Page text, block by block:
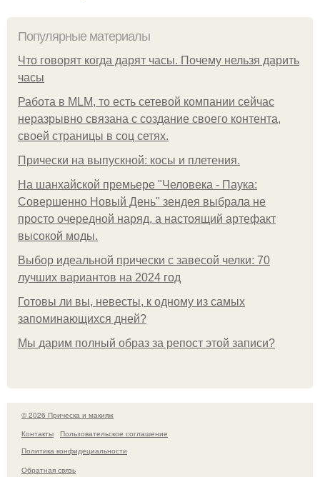
Популярные материалы
Что говорят когда дарят часы. Почему нельзя дарить
часы
Работа в MLM, то есть сетевой компании сейчас
неразрывно связана с создание своего контента,
своей страницы в соц сетях.
Прически на выпускной: косы и плетения.
На шанхайской премьере "Человека - Паука:
Совершенно Новый День" зендея выбрала не
просто очередной наряд, а настоящий артефакт
высокой моды.
Выбор идеальной прически с завесой челки: 70
лучших вариантов на 2024 год
Готовы ли вы, невесты, к одному из самых
запоминающихся дней?
Мы дарим полный образ за репост этой записи?
© 2026 Прическа и макияж
Контакты
Пользовательское соглашение
Политика конфидециальности
Обратная связь